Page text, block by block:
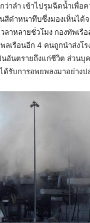
ว่าลำ เข้าไปรุมฉีดน้ำเพื่อ
สีดำหนาทึบซึ่งมองเห็นได้
วลาหลายชั่วโมง กองทัพเรื
ลเรือนอีก 4 คนถูกนำส่งโ
นอันตรายถึงแก่ชีวิต ส่วนบุ
ด้รับการอพยพลงมาอย่าง